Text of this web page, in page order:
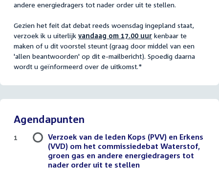
andere energiedragers tot nader order uit te stellen.
Gezien het feit dat debat reeds woensdag ingepland staat,
verzoek ik u uiterlijk vandaag om 17.00 uur kenbaar te
maken of u dit voorstel steunt (graag door middel van een
'allen beantwoorden' op dit e-mailbericht). Spoedig daarna
wordt u geïnformeerd over de uitkomst.*
Agendapunten
Verzoek van de leden Kops (PVV) en Erkens
(VVD) om het commissiedebat Waterstof,
groen gas en andere energiedragers tot
nader order uit te stellen
1